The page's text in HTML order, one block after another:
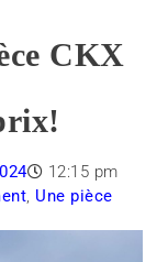
CKX
12:15 pm
, Une pièce